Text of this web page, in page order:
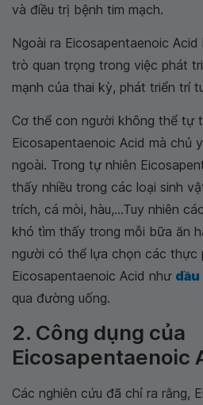
và điều trị bệnh tim mạch.
Ngoài ra Eicosapentaenoic
trò quan trọng trong việc phát
mạnh của thai kỳ, phát triển trí
Cơ thể con người không thể tự
Eicosapentaenoic Acid mà chủ
ngoài. Trong tự nhiên
thấy nhiều trong các loại sinh
trích, cá mòi, hàu,...Tuy nhiên
khó tìm thấy trong mỗi bữa ăn
người có thể lựa chọn các thực
Eicosapentaenoic Acid như dầu
qua đường uống.
2. Công dụng của
Eicosapentaenoic
Các nghiên cứu đã chỉ ra rằng,